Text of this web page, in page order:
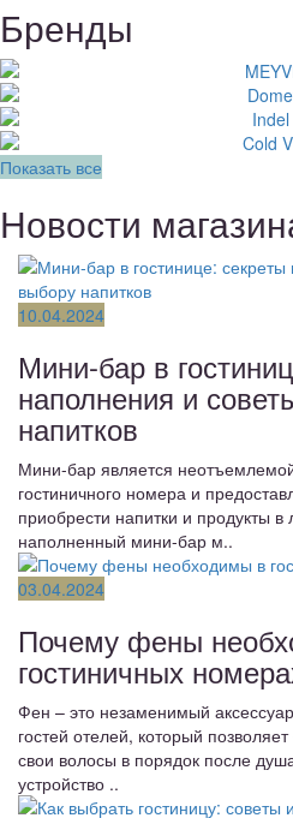
Бренды
Показать все
Новости
10.04.2024
Мини-бар в
наполнения и
напитков
Мини-бар является
гостиничного номера и
приобрести напитки и продукты
наполненный мини-бар м..
03.04.2024
Почему фены
гостиничных
Фен – это незаменимый
гостей отелей, который
свои волосы в порядок после
устройство ..